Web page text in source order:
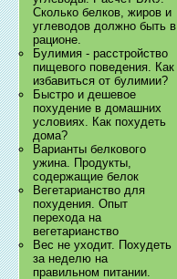
Сколько белков, жиров и
углеводов должно быть в
рационе.
Булимия - расстройство
пищевого поведения. Как
избавиться от булимии?
Быстро и дешевое
похудение в домашних
условиях. Как похудеть
дома?
Варианты белкового
ужина. Продукты,
содержащие белок
Вегетарианство для
похудения. Опыт
перехода на
вегетарианство
Вес не уходит. Похудеть
за неделю на
правильном питании.